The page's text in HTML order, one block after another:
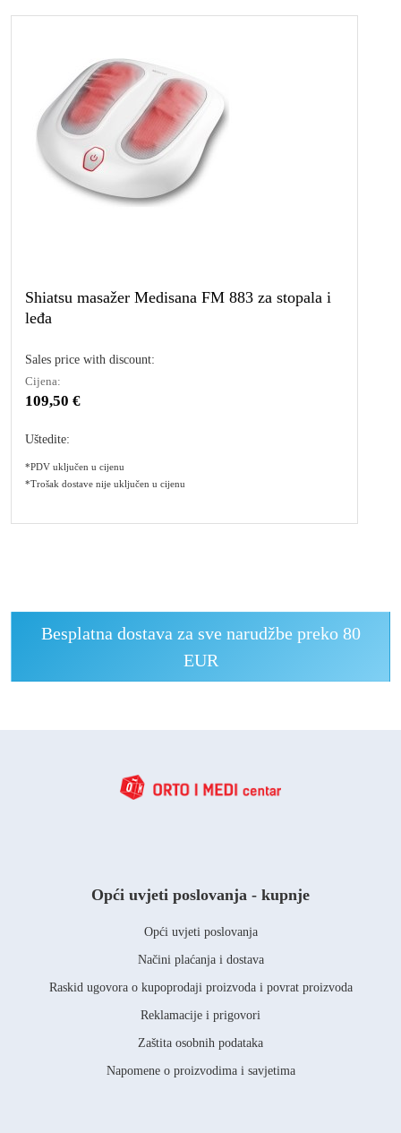
Shiatsu masažer Medisana FM 883 za stopala i
leđa
Sales price with discount:
Cijena:
109,50 €
Uštedite:
*PDV uključen u cijenu
*Trošak dostave nije uključen u cijenu
Besplatna dostava za sve narudžbe preko 80
EUR
Opći uvjeti poslovanja - kupnje
Opći uvjeti poslovanja
Načini plaćanja i dostava
Raskid ugovora o kupoprodaji proizvoda i povrat proizvoda
Reklamacije i prigovori
Zaštita osobnih podataka
Napomene o proizvodima i savjetima